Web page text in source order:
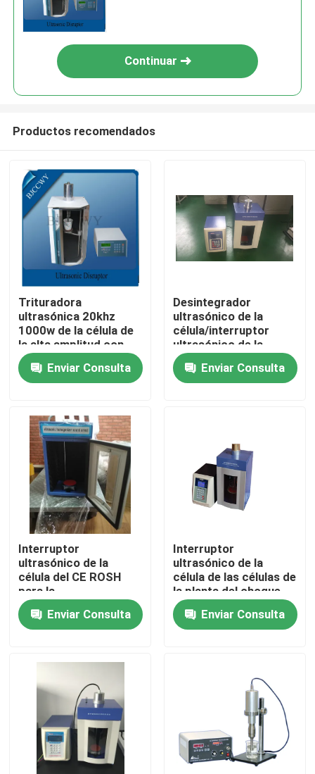
Hogar
Sobre nosotros
Viaje de la fábrica
Control de calidad
Éntrenos en contacto con
Pida una cita
transductor ultrasónico de alta potencia
Transductor ultrasónico de la frecuencia multi
Continuar
Productos recomendados
Trituradora
ultrasónica 20khz
1000w de la célula de
la alta amplitud con
buena resistencia
térmicaEnviar Consulta
Desintegrador
ultrasónico de la
célula/interruptor
ultrasónico de la
célula usado en
laboratorio y la prueba
Enviar Consulta
Interruptor
ultrasónico de la
célula del CE ROSH
para la
emulsificación/la
separaciónEnviar Consulta
Interruptor
ultrasónico de la
célula de las células de
la planta del choque
hecho juego con
diverso cuerno
clasificado
Enviar Consulta